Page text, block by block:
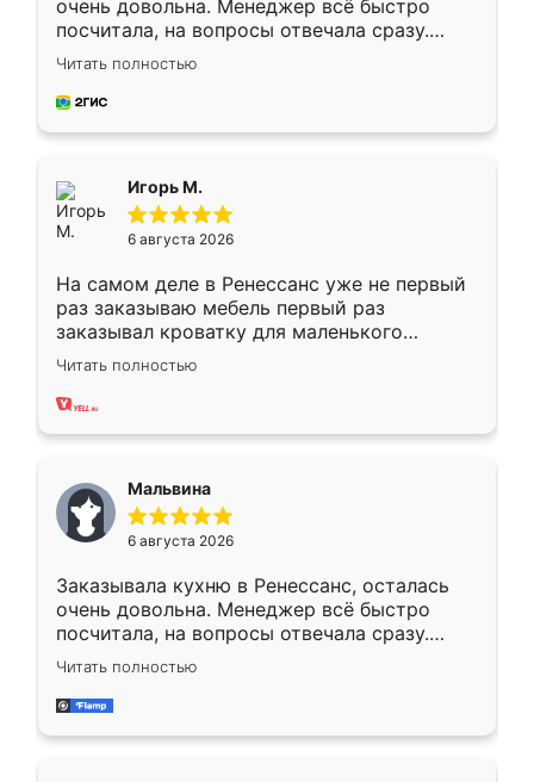
очень довольна. Менеджер всё быстро
посчитала, на вопросы отвечала сразу.
Замерщик приехал в субботу, подошёл к
делу со всей ответственностью. Собрали
за день, ребята работали аккуратно, даже
Читать полностью
Игорь М.
6 августа 2026
На самом деле в Ренессанс уже не первый
раз заказываю мебель первый раз
заказывал кроватку для маленького
ребёнка при его рождении ,во второй раз
заказал шкаф-купе. По качеству очень
хорошее сборка достаточно быстрая,
меньше, здесь же он более разнообразный.
Мне нравится ,если что-то потребуется из
мебели буду заказывать только здесь.
Читать полностью
Мальвина
6 августа 2026
Заказывала кухню в Ренессанс, осталась
очень довольна. Менеджер всё быстро
посчитала, на вопросы отвечала сразу.
Замерщик приехал в субботу, подошёл к
делу со всей ответственностью. Собрали
за день, ребята работали аккуратно, даже
Читать полностью